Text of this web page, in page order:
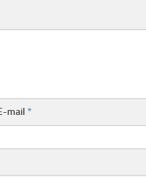
mail*